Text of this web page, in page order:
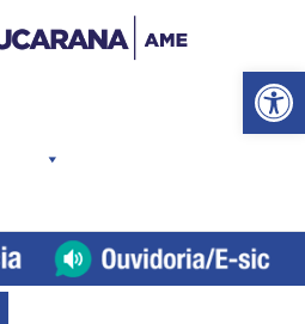
Open toolbar